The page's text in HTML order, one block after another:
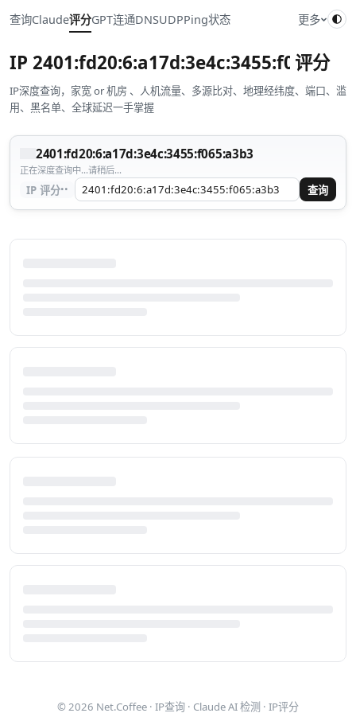
查询Claude评分GPT连通DNSUDPPing状态 更多
IP 评分
IP深度查询，家宽 or 机房 、人机流量、多源比对、地理经纬度、端口、滥
用、黑名单、全球延迟一手掌握
2401:fd20:6:a17d:3e4c:3455:f065:a3b3
正在深度查询中...请稍后...
IP 评分·· 查询
© 2026 Net.Coffee · IP查询 · Claude AI 检测 · IP评分